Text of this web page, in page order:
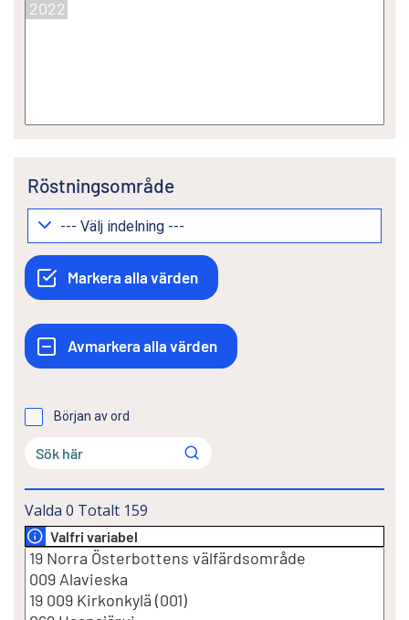
Röstningsområde
Början av ord
Valda 0 Totalt 159
Valfri variabel